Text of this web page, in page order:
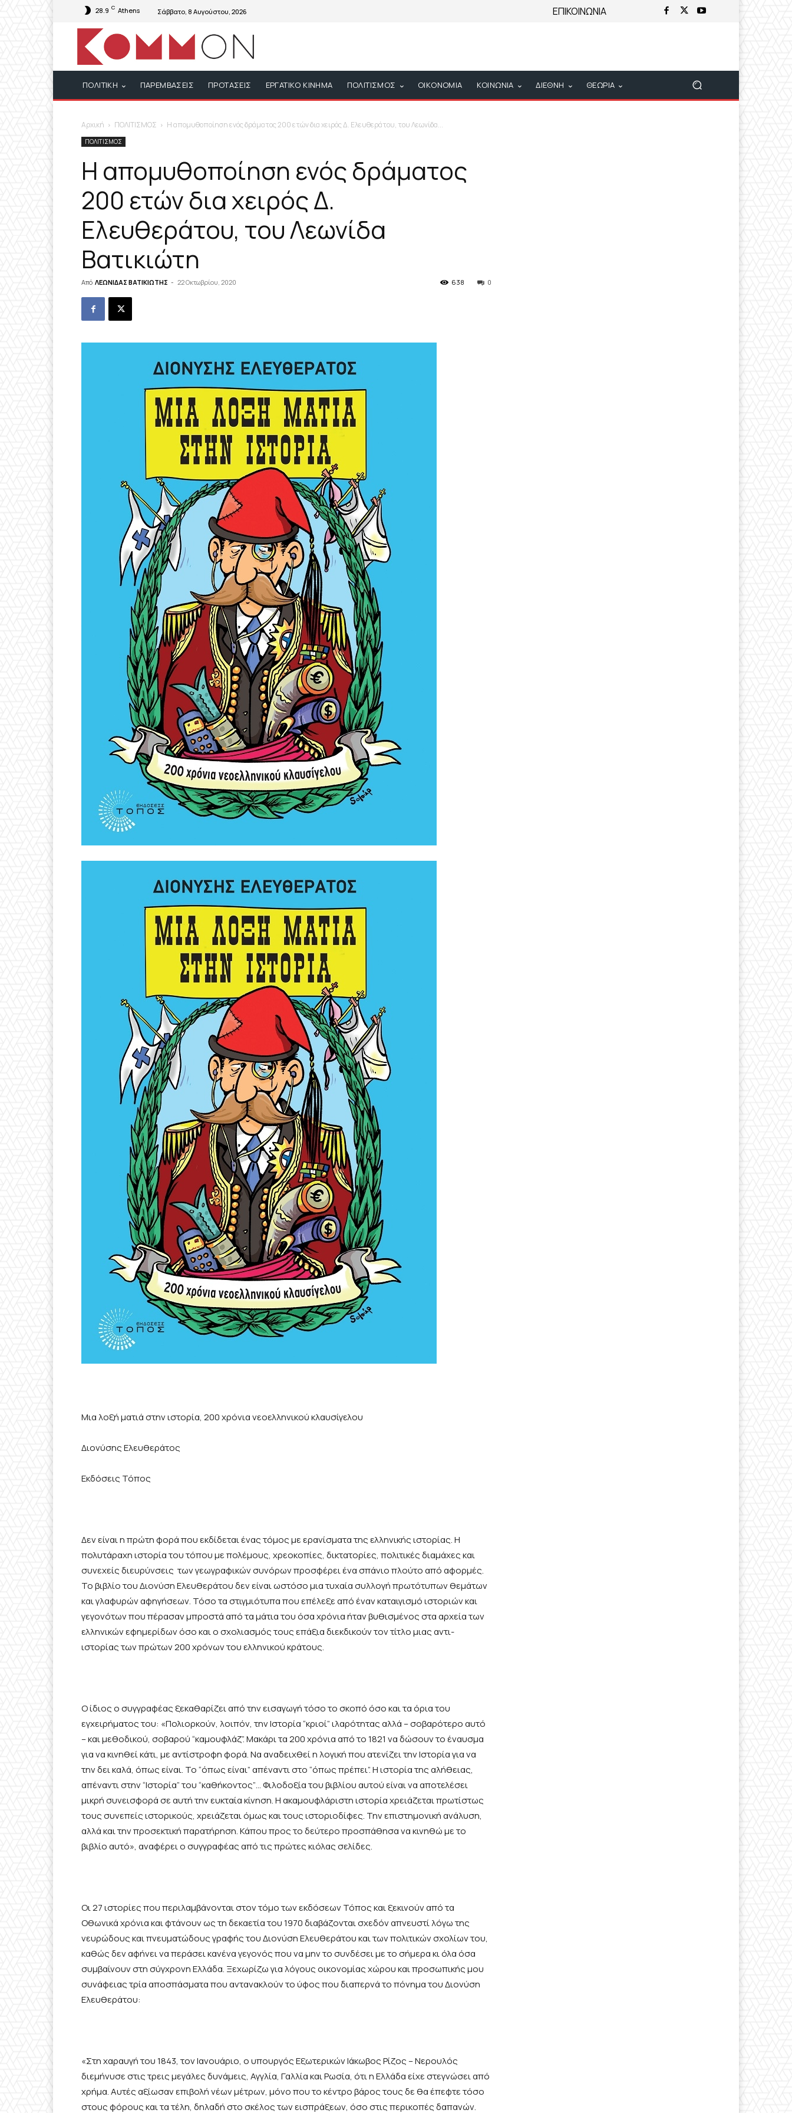
28.9 C Athens Σάββατο, 8 Αυγούστου, 2026 ΕΠΙΚΟΙΝΩΝΙΑ
ΠΟΛΙΤΙΚΗ ΠΑΡΕΜΒΑΣΕΙΣ ΠΡΟΤΑΣΕΙΣ ΕΡΓΑΤΙΚΟ ΚΙΝΗΜΑ ΠΟΛΙΤΙΣΜΟΣ ΟΙΚΟΝΟΜΙΑ ΚΟΙΝΩΝΙΑ ΔΙΕΘΝΗ ΘΕΩΡΙΑ
Αρχική ΠΟΛΙΤΙΣΜΟΣ Η απομυθοποίηση ενός δράματος 200 ετών δια χειρός Δ. Ελευθεράτου, του Λεωνίδα...
ΠΟΛΙΤΙΣΜΟΣ
Η απομυθοποίηση ενός δράματος
200 ετών δια χειρός Δ.
Ελευθεράτου, του Λεωνίδα
Βατικιώτη
Από ΛΕΩΝΙΔΑΣ ΒΑΤΙΚΙΩΤΗΣ - 22 Οκτωβρίου, 2020 0
638
Μια λοξή ματιά στην ιστορία, 200 χρόνια νεοελληνικού κλαυσίγελου
Διονύσης Ελευθεράτος
Εκδόσεις Τόπος
Δεν είναι η πρώτη φορά που εκδίδεται ένας τόμος με ερανίσματα της ελληνικής ιστορίας. Η
πολυτάραχη ιστορία του τόπου με πολέμους, χρεοκοπίες, δικτατορίες, πολιτικές διαμάχες και
συνεχείς διευρύνσεις των γεωγραφικών συνόρων προσφέρει ένα σπάνιο πλούτο από αφορμές.
Το βιβλίο του Διονύση Ελευθεράτου δεν είναι ωστόσο μια τυχαία συλλογή πρωτότυπων θεμάτων
και γλαφυρών αφηγήσεων. Τόσο τα στιγμιότυπα που επέλεξε από έναν καταιγισμό ιστοριών και
γεγονότων που πέρασαν μπροστά από τα μάτια του όσα χρόνια ήταν βυθισμένος στα αρχεία των
ελληνικών εφημερίδων όσο και ο σχολιασμός τους επάξια διεκδικούν τον τίτλο μιας αντι-
ιστορίας των πρώτων 200 χρόνων του ελληνικού κράτους.
Ο ίδιος ο συγγραφέας ξεκαθαρίζει από την εισαγωγή τόσο το σκοπό όσο και τα όρια του
εγχειρήματος του: «Πολιορκούν, λοιπόν, την Ιστορία “κριοί” ιλαρότητας αλλά – σοβαρότερο αυτό
– και μεθοδικού, σοβαρού “καμουφλάζ”. Μακάρι τα 200 χρόνια από το 1821 να δώσουν το έναυσμα
για να κινηθεί κάτι, με αντίστροφη φορά. Να αναδειχθεί η λογική που ατενίζει την Ιστορία για να
την δει καλά, όπως είναι. Το “όπως είναι” απέναντι στο “όπως πρέπει”. Η ιστορία της αλήθειας,
απέναντι στην “Ιστορία” του “καθήκοντος”… Φιλοδοξία του βιβλίου αυτού είναι να αποτελέσει
μικρή συνεισφορά σε αυτή την ευκταία κίνηση. Η ακαμουφλάριστη ιστορία χρειάζεται πρωτίστως
τους συνεπείς ιστορικούς, χρειάζεται όμως και τους ιστοριοδίφες. Την επιστημονική ανάλυση,
αλλά και την προσεκτική παρατήρηση. Κάπου προς το δεύτερο προσπάθησα να κινηθώ με το
βιβλίο αυτό», αναφέρει ο συγγραφέας από τις πρώτες κιόλας σελίδες.
Οι 27 ιστορίες που περιλαμβάνονται στον τόμο των εκδόσεων Τόπος και ξεκινούν από τα
Οθωνικά χρόνια και φτάνουν ως τη δεκαετία του 1970 διαβάζονται σχεδόν απνευστί λόγω της
νευρώδους και πνευματώδους γραφής του Διονύση Ελευθεράτου και των πολιτικών σχολίων του,
καθώς δεν αφήνει να περάσει κανένα γεγονός που να μην το συνδέσει με το σήμερα κι όλα όσα
συμβαίνουν στη σύγχρονη Ελλάδα. Ξεχωρίζω για λόγους οικονομίας χώρου και προσωπικής μου
συνάφειας τρία αποσπάσματα που αντανακλούν το ύφος που διαπερνά το πόνημα του Διονύση
Ελευθεράτου:
«Στη χαραυγή του 1843, τον Ιανουάριο, ο υπουργός Εξωτερικών Ιάκωβος Ρίζος – Νερουλός
διεμήνυσε στις τρεις μεγάλες δυνάμεις, Αγγλία, Γαλλία και Ρωσία, ότι η Ελλάδα είχε στεγνώσει από
χρήμα. Αυτές αξίωσαν επιβολή νέων μέτρων, μόνο που το κέντρο βάρος τους δε θα έπεφτε τόσο
στους φόρους και τα τέλη, δηλαδή στο σκέλος των εισπράξεων, όσο στις περικοπές δαπανών.